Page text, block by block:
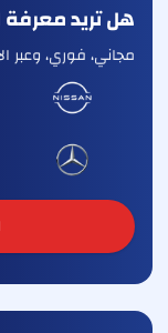
هل تريد
مجاني، فوري، وعبر